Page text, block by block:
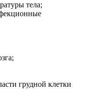
тела;
грудной клетки